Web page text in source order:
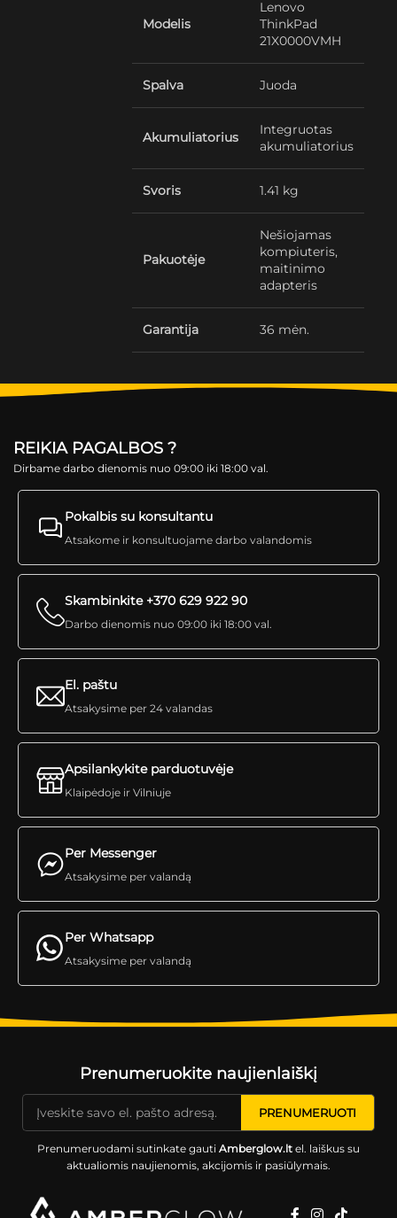
Modelis
Lenovo
ThinkPad
21X0000VMH
Spalva Juoda
Akumuliatorius
Integruotas
akumuliatorius
Svoris 1.41 kg
Pakuotėje
Nešiojamas
kompiuteris,
maitinimo
adapteris
Garantija 36 mėn.
REIKIA PAGALBOS ?
Dirbame darbo dienomis nuo 09:00 iki 18:00 val.
Pokalbis su konsultantu
Atsakome ir konsultuojame darbo valandomis
Skambinkite +370 629 922 90
Darbo dienomis nuo 09:00 iki 18:00 val.
Per Messenger
Atsakysime per valandą
El. paštu
Atsakysime per 24 valandas
Apsilankykite parduotuvėje
Klaipėdoje ir Vilniuje
Per Whatsapp
Atsakysime per valandą
Prenumeruokite naujienlaiškį
Prenumeruodami sutinkate gauti Amberglow.ltel. laiškus su
aktualiomis naujienomis, akcijomis ir pasiūlymais.